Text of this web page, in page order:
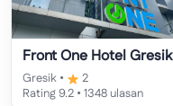
Front One Hotel Gresik
Gresik •
2
Rating 9.2 • 1348 ulasan